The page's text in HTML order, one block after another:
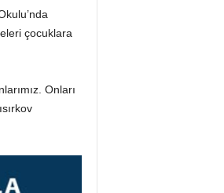
çocuklara
Onları